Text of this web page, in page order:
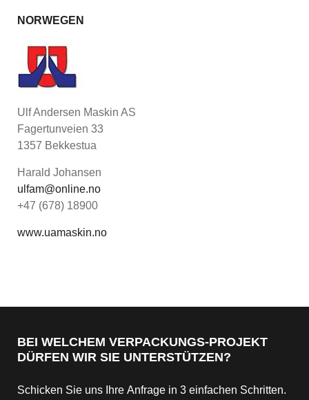
NORWEGEN
Ulf Andersen Maskin AS
Fagertunveien 33
1357 Bekkestua
Harald Johansen
ulfam@online.no
+47 (678) 18900
www.uamaskin.no
BEI WELCHEM VERPACKUNGS-PROJEKT
DÜRFEN WIR SIE UNTERSTÜTZEN?
Schicken Sie uns Ihre Anfrage in 3 einfachen Schritten.